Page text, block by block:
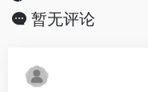
暂无评论